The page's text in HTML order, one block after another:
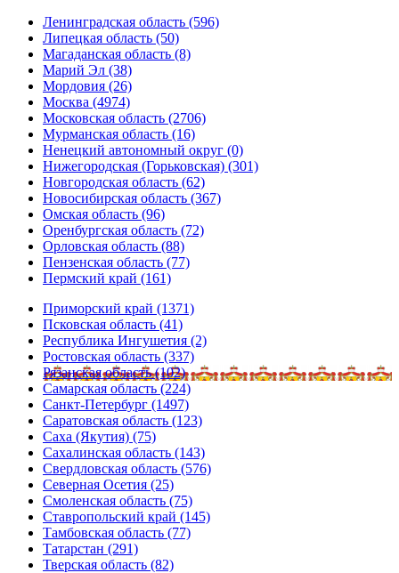
Ленинградская область (596)
Липецкая область (50)
Магаданская область (8)
Марий Эл (38)
Мордовия (26)
Москва (4974)
Московская область (2706)
Мурманская область (16)
Ненецкий автономный округ (0)
Нижегородская (Горьковская) (301)
Новгородская область (62)
Новосибирская область (367)
Омская область (96)
Оренбургская область (72)
Орловская область (88)
Пензенская область (77)
Пермский край (161)
Приморский край (1371)
Псковская область (41)
Республика Ингушетия (2)
Ростовская область (337)
Рязанская область (102)
Самарская область (224)
Санкт-Петербург (1497)
Саратовская область (123)
Саха (Якутия) (75)
Сахалинская область (143)
Свердловская область (576)
Северная Осетия (25)
Смоленская область (75)
Ставропольский край (145)
Тамбовская область (77)
Татарстан (291)
Тверская область (82)